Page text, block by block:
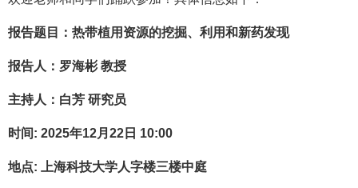
报告题目：热带植用资源的挖掘、利用和新药发现
报告人：罗海彬 教授
主持人：白芳 研究员
时间: 2025年12月22日 10:00
地点: 上海科技大学人字楼三楼中庭